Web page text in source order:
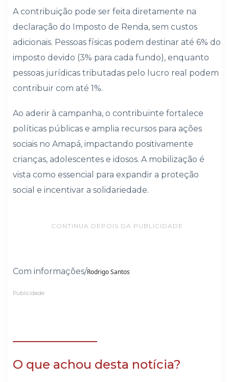
A contribuição pode ser feita diretamente na
declaração do Imposto de Renda, sem custos
adicionais. Pessoas físicas podem destinar até 6% do
imposto devido (3% para cada fundo), enquanto
pessoas jurídicas tributadas pelo lucro real podem
contribuir com até 1%.
Ao aderir à campanha, o contribuinte fortalece
políticas públicas e amplia recursos para ações
sociais no Amapá, impactando positivamente
crianças, adolescentes e idosos. A mobilização é
vista como essencial para expandir a proteção
social e incentivar a solidariedade.
CONTINUA DEPOIS DA PUBLICIDADE
Com informações/Rodrigo Santos
Publicidade
O que achou desta notícia?